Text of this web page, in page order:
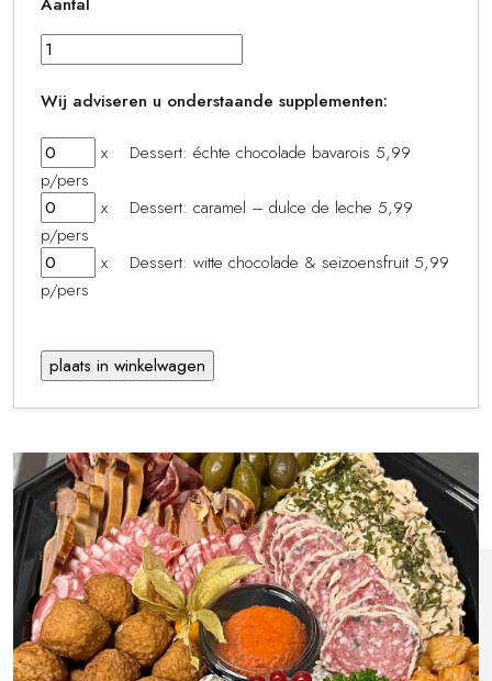
Wij adviseren u onderstaande supplementen:
x Dessert: échte chocolade bavarois 5,99
p/pers
x Dessert: caramel – dulce de leche 5,99
p/pers
x Dessert: witte chocolade & seizoensfruit 5,99
p/pers